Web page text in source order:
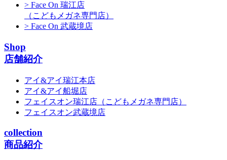
> Face On 瑞江店
（こどもメガネ専門店）
> Face On 武蔵境店
Shop
店舗紹介
アイ&アイ瑞江本店
アイ&アイ船堀店
フェイスオン瑞江店 （こどもメガネ専門店）
フェイスオン武蔵境店
collection
商品紹介